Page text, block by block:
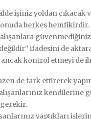
işiniz yoldan çıkacak
herkes hemfikirdir.
ifadesini de
kontrol etmeyi de
de fark ettirerek
yaptıkları